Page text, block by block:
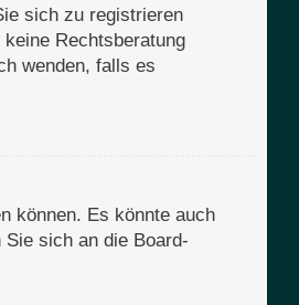
sich zu registrieren
Rechtsberatung
wenden, falls es
können. Es könnte auch
sich an die Board-